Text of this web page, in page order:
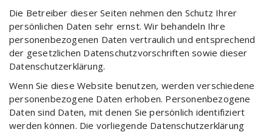
Die Betreiber dieser Seiten nehmen den Schutz Ihrer
persönlichen Daten sehr ernst. Wir behandeln Ihre
personenbezogenen Daten vertraulich und entsprechend
der gesetzlichen Datenschutzvorschriften sowie dieser
Datenschutzerklärung.
Wenn Sie diese Website benutzen, werden verschiedene
personenbezogene Daten erhoben. Personenbezogene
Daten sind Daten, mit denen Sie persönlich identifiziert
werden können. Die vorliegende Datenschutzerklärung